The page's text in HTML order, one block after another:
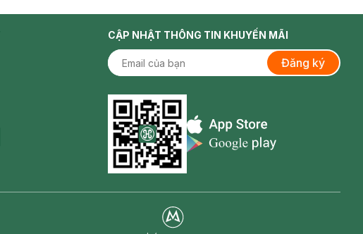
CẬP NHẬT THÔNG TIN KHUYẾN MÃI
Đăng ký
Appstore icon